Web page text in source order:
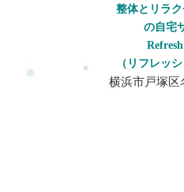
くなります。日中こまめにスト
になります。プロの手で朝の体
アだけでは改善しにくい慢性的
は、整体によるケアで大きく変
ひとりの体の状態に合わせて施
ります。特に集中する時間が長
ります。料理研究家に多い体の
・背中の張り ・手首の疲労 ・足
時間の調理で首肩腰の負担が起
ロに向かって前かがみになるこ
にかけての血流や神経の流れが
整体とリラ
の自宅
（リフレッ
横浜市戸塚区